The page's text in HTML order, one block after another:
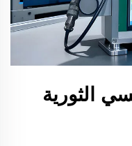
الثورية